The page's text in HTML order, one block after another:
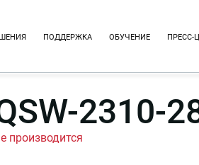
ПОДДЕРЖКА ОБУЧЕНИЕ ПРЕСС-
2310-
производится